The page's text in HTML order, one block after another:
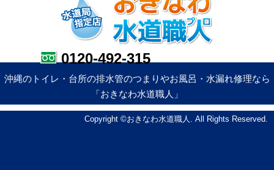
0120-492-315
沖縄のトイレ・台所の排水管のつまりやお風呂・水漏れ修理なら
「おきなわ水道職人」
Copyright ©おきなわ水道職人. All Rights Reserved.